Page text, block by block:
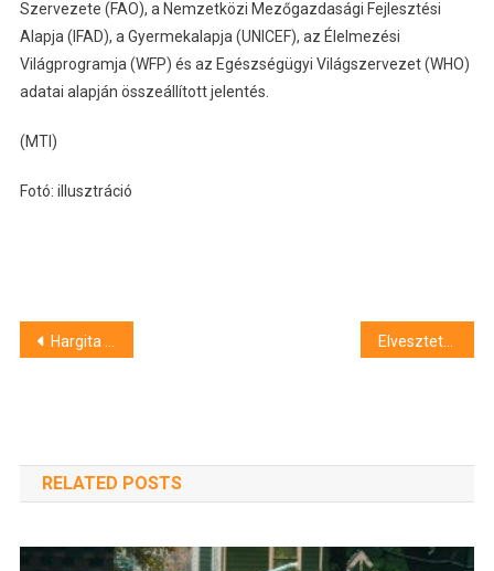
Szervezete (FAO), a Nemzetközi Mezőgazdasági Fejlesztési
Alapja (IFAD), a Gyermekalapja (UNICEF), az Élelmezési
Világprogramja (WFP) és az Egészségügyi Világszervezet (WHO)
adatai alapján összeállított jelentés.
(MTI)
Fotó: illusztráció
Bejegyzés
Hargita Megyéért Díjjal tüntették ki a Bagossy Brothers Company zenekart
RELATED POSTS